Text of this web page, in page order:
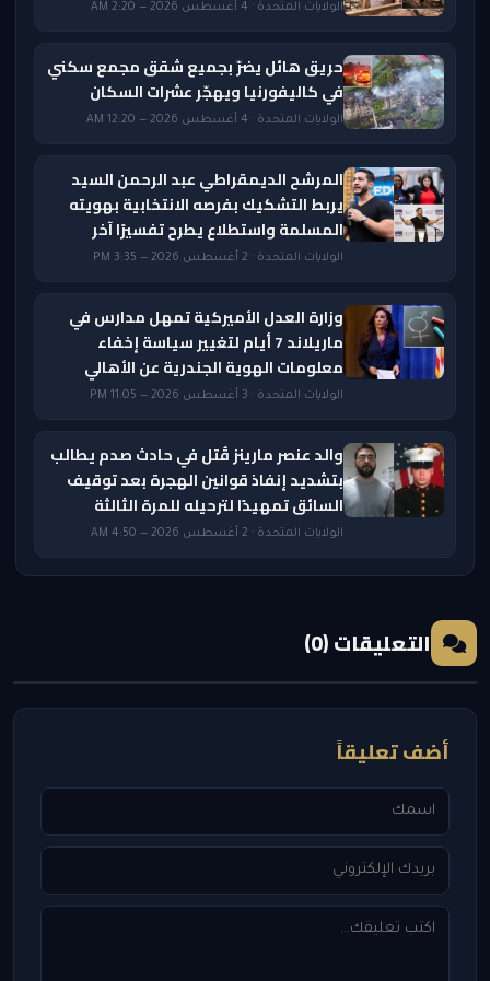
الولايات المتحدة · 4 أغسطس 2026 — 2:20 AM
حريق هائل يضرّ بجميع شقق مجمع سكني
في كاليفورنيا ويهجّر عشرات السكان
الولايات المتحدة · 4 أغسطس 2026 — 12:20 AM
المرشح الديمقراطي عبد الرحمن السيد
يربط التشكيك بفرصه الانتخابية بهويته
المسلمة واستطلاع يطرح تفسيرًا آخر
الولايات المتحدة · 2 أغسطس 2026 — 3:35 PM
وزارة العدل الأميركية تمهل مدارس في
ماريلاند 7 أيام لتغيير سياسة إخفاء
معلومات الهوية الجندرية عن الأهالي
الولايات المتحدة · 3 أغسطس 2026 — 11:05 PM
والد عنصر مارينز قُتل في حادث صدم يطالب
بتشديد إنفاذ قوانين الهجرة بعد توقيف
السائق تمهيدًا لترحيله للمرة الثالثة
الولايات المتحدة · 2 أغسطس 2026 — 4:50 AM
التعليقات (0)
أضف تعليقاً